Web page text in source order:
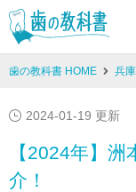
歯の教科書 HOME 兵
2024-01-19 更新
【2024年】
介！